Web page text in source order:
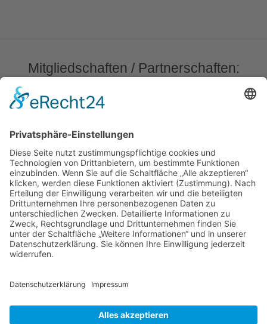
Mitgliedschaften / Partnerschaften:
Praxis für Osteopathie und Kinderosteopathie
Dr. med. Z. Kaniewski
Feuerbachstr. 9
51377 Leverkusen
Tel.: 0214 45 234
Fax: 0214 / 45 228
TERMINVEREINBARUNG